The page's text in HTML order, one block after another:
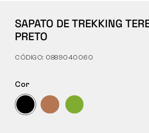
SOBRE NÓS
LOJA COM BISTRÔ
CONTACTO
SAPATO DE TREKKING
PRETO
CÓDIGO: 0889040060
Cor